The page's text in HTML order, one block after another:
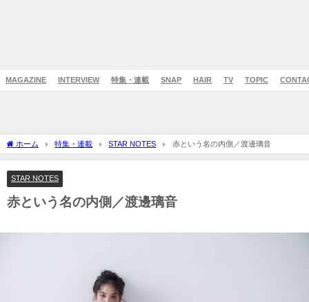
MAGAZINE INTERVIEW 特集・連載 SNAP HAIR TV TOPIC
ホーム 特集・連載 STAR NOTES 赤という名の内側／渡邊璃音
STAR NOTES
赤という名の内側／渡邊璃音